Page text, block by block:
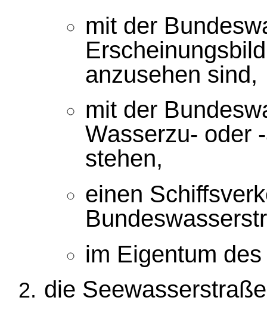
mit der
anzusehen sind,
mit der
Wasserzu- oder
stehen,
einen
im Eigentum
die